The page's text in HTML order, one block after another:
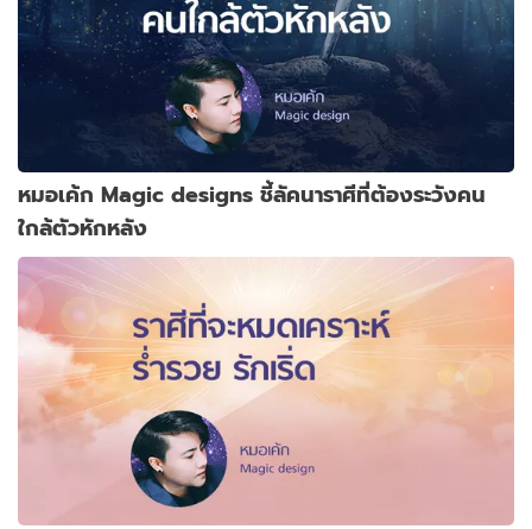
หมอเค้ก Magic designs ชี้ลัคนาราศีที่ต้องระวังคน
ใกล้ตัวหักหลัง